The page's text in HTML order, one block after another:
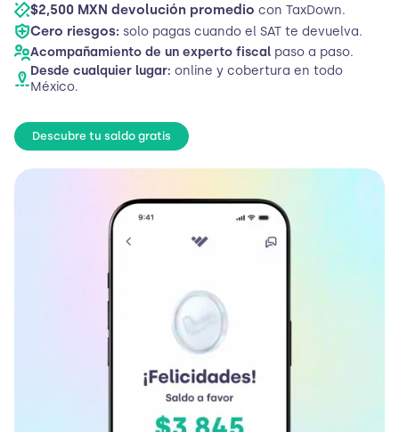
$2,500 MXN devolución promedio con TaxDown.
Cero riesgos: solo pagas cuando el SAT te devuelva.
Acompañamiento de un experto fiscal paso a paso.
Desde cualquier lugar: online y cobertura en todo
México.
Descubre tu saldo gratis